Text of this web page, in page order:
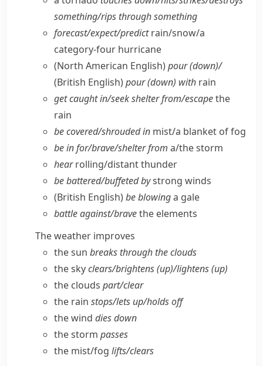
something/​rips through something
forecast/​expect/​predictrain/​snow/​a
category-four hurricane
(North American English)pour (down)/
(British English)pour (down) with rain
get caught in/​seek shelter from/​escapethe
rain
be covered/​shrouded in mist/​a blanket of fog
be in for/​brave/​shelter from a/​the storm
hearrolling/​distant thunder
be battered/​buffeted bystrong winds
(British English)be blowinga gale
battle against/​bravethe elements
The weather improves
the sun breaks through the clouds
the skyclears/​brightens (up)/lightens (up)
the clouds part/​clear
the rain stops/​lets up/​holds off
the wind dies down
the storm passes
the mist/​fog lifts/​clears